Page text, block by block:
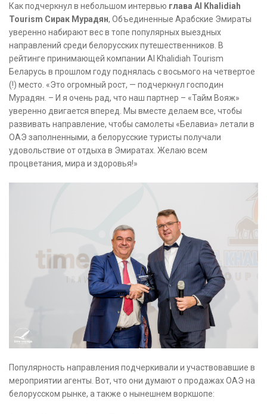
Как подчеркнул в небольшом интервью глава Al Khalidiah
Tourism Сирак Мурадян, Объединенные Арабские Эмираты
уверенно набирают вес в топе популярных выездных
направлений среди белорусских путешественников. В
рейтинге принимающей компании Al Khalidiah Tourism
Беларусь в прошлом году поднялась с восьмого на четвертое
(!) место. «Это огромный рост, — подчеркнул господин
Мурадян. – И я очень рад, что наш партнер – «Тайм Вояж»
уверенно двигается вперед. Мы вместе делаем все, чтобы
развивать направление, чтобы самолеты «Белавиа» летали в
ОАЭ заполненными, а белорусские туристы получали
удовольствие от отдыха в Эмиратах. Желаю всем
процветания, мира и здоровья!»
Популярность направления подчеркивали и участвовавшие в
мероприятии агенты. Вот, что они думают о продажах ОАЭ на
белорусском рынке, а также о нынешнем воркшопе: